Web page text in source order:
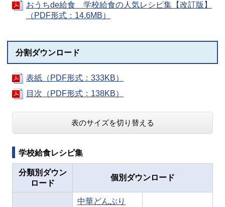
おうちde給食 学校給食の人気レシピ集【改訂版】
（PDF形式：14.6MB）
分割ダウンロード
表紙（PDF形式：333KB）
目次（PDF形式：138KB）
表のサイズを切り替える
学校給食レシピ集
分類別ダウン
ロード
個別ダウンロード
中華どんぶり